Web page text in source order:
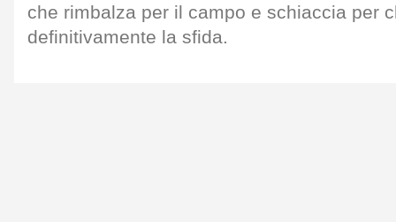
che rimbalza per il campo e schiaccia per
definitivamente la sfida.